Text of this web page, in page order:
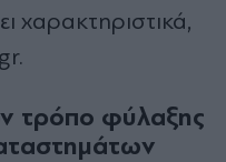
χαρακτηριστικά,
τρόπο φύλαξης